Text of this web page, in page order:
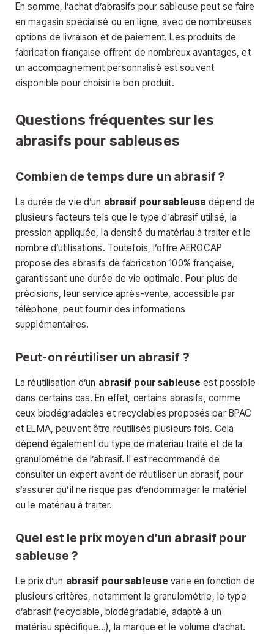
En somme, l’achat d’abrasifs pour sableuse peut se faire
en magasin spécialisé ou en ligne, avec de nombreuses
options de livraison et de paiement. Les produits de
fabrication française offrent de nombreux avantages, et
un accompagnement personnalisé est souvent
disponible pour choisir le bon produit.
Questions fréquentes sur les
abrasifs pour sableuses
Combien de temps dure un abrasif ?
La durée de vie d’un abrasif pour sableuse dépend de
plusieurs facteurs tels que le type d’abrasif utilisé, la
pression appliquée, la densité du matériau à traiter et le
nombre d’utilisations. Toutefois, l’offre AEROCAP
propose des abrasifs de fabrication 100% française,
garantissant une durée de vie optimale. Pour plus de
précisions, leur service après-vente, accessible par
téléphone, peut fournir des informations
supplémentaires.
Peut-on réutiliser un abrasif ?
La réutilisation d’un abrasif pour sableuse est possible
dans certains cas. En effet, certains abrasifs, comme
ceux biodégradables et recyclables proposés par BPAC
et ELMA, peuvent être réutilisés plusieurs fois. Cela
dépend également du type de matériau traité et de la
granulométrie de l’abrasif. Il est recommandé de
consulter un expert avant de réutiliser un abrasif, pour
s’assurer qu’il ne risque pas d’endommager le matériel
ou le matériau à traiter.
Quel est le prix moyen d’un abrasif pour
sableuse ?
Le prix d’un abrasif pour sableuse varie en fonction de
plusieurs critères, notamment la granulométrie, le type
d’abrasif (recyclable, biodégradable, adapté à un
matériau spécifique…), la marque et le volume d’achat.